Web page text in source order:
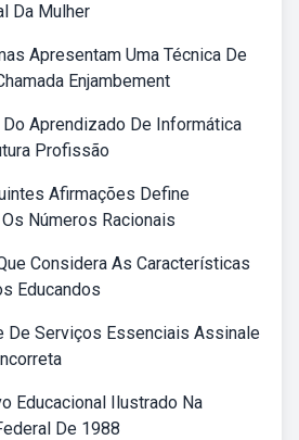
Da Mulher
Apresentam Uma Técnica De
Enjambement
Aprendizado De Informática
Profissão
Afirmações Define
Números Racionais
Considera As Características
Educandos
De Serviços Essenciais Assinale
Educacional Ilustrado Na
De 1988